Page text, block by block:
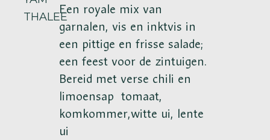
Een royale mix van
garnalen, vis en inktvis in
een pittige en frisse salade;
een feest voor de zintuigen.
Bereid met verse chili en
limoensap tomaat,
komkommer,witte ui, lente
ui